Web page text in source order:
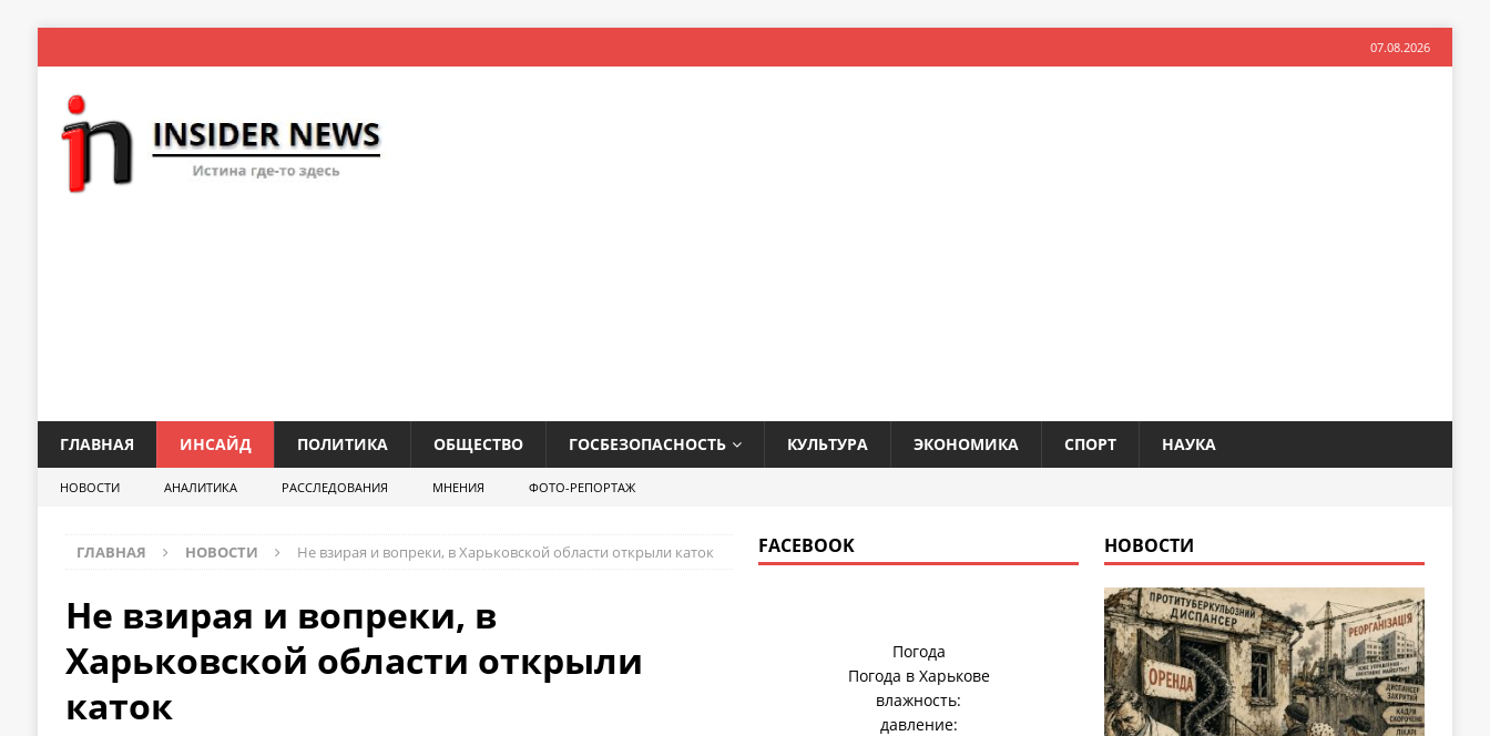
07.08.2026
ГЛАВНАЯ ИНСАЙД ПОЛИТИКА ОБЩЕСТВО ГОСБЕЗОПАСНОСТЬ КУЛЬТУРА ЭКОНОМИКА СПОРТ НАУКА
НОВОСТИ АНАЛИТИКА РАССЛЕДОВАНИЯ МНЕНИЯ ФОТО-РЕПОРТАЖ
ГЛАВНАЯ НОВОСТИ Не взирая и вопреки, в Харьковской области открыли каток
Не взирая и вопреки, в
Харьковской области открыли
каток
FACEBOOK
Погода
Погода в Харькове
влажность:
давление:
НОВОСТИ